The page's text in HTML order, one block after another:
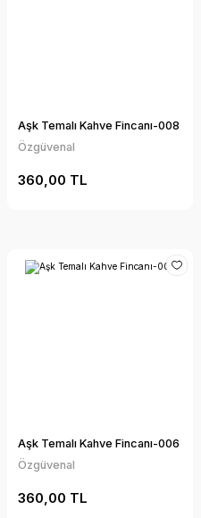
Aşk Temalı Kahve Fincanı-008
Özgüvenal
360,00 TL
Aşk Temalı Kahve Fincanı-006
Özgüvenal
360,00 TL